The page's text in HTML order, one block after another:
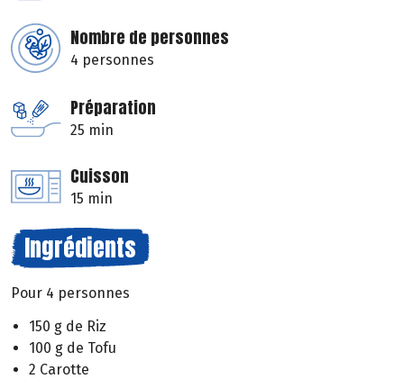
Nombre de personnes
4 personnes
Préparation
25 min
Cuisson
15 min
Ingrédients
Pour 4 personnes
150 g de Riz
100 g de Tofu
2 Carotte